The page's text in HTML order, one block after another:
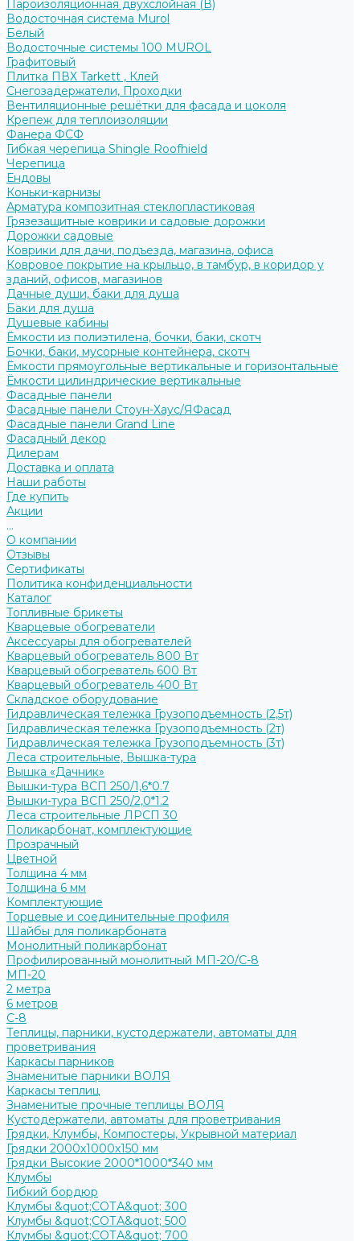
Пароизоляционная двухслойная (В)
Водосточная система Murol
Белый
Водосточные системы 100 MUROL
Графитовый
Плитка ПВХ Tarkett , Клей
Снегозадержатели, Проходки
Вентиляционные решётки для фасада и цоколя
Крепеж для теплоизоляции
Фанера ФСФ
Гибкая черепица Shingle Roofhield
Черепица
Ендовы
Коньки-карнизы
Арматура композитная стеклопластиковая
Грязезащитные коврики и садовые дорожки
Дорожки садовые
Коврики для дачи, подъезда, магазина, офиса
Ковровое покрытие на крыльцо, в тамбур, в коридор у
зданий, офисов, магазинов
Дачные души, баки для душа
Баки для душа
Душевые кабины
Ёмкости из полиэтилена, бочки, баки, скотч
Бочки, баки, мусорные контейнера, скотч
Ёмкости прямоугольные вертикальные и горизонтальные
Ёмкости цилиндрические вертикальные
Фасадные панели
Фасадные панели Стоун-Хаус/ЯФасад
Фасадные панели Grand Line
Фасадный декор
Дилерам
Доставка и оплата
Наши работы
Где купить
Акции
...
О компании
Отзывы
Сертификаты
Политика конфиденциальности
Каталог
Топливные брикеты
Кварцевые обогреватели
Аксессуары для обогревателей
Кварцевый обогреватель 800 Вт
Кварцевый обогреватель 600 Вт
Кварцевый обогреватель 400 Вт
Складское оборудование
Гидравлическая тележка Грузоподъемность (2,5т)
Гидравлическая тележка Грузоподъемность (2т)
Гидравлическая тележка Грузоподъемность (3т)
Леса строительные, Вышка-тура
Вышка «Дачник»
Вышки-тура ВСП 250/1,6*0.7
Вышки-тура ВСП 250/2,0*1.2
Леса строительные ЛРСП 30
Поликарбонат, комплектующие
Прозрачный
Цветной
Толщина 4 мм
Толщина 6 мм
Комплектующие
Торцевые и соединительные профиля
Шайбы для поликарбоната
Монолитный поликарбонат
Профилированный монолитный МП-20/С-8
МП-20
2 метра
6 метров
С-8
Теплицы, парники, кустодержатели, автоматы для
проветривания
Каркасы парников
Знаменитые парники ВОЛЯ
Каркасы теплиц
Знаменитые прочные теплицы ВОЛЯ
Кустодержатели, автоматы для проветривания
Грядки, Клумбы, Компостеры, Укрывной материал
Грядки 2000х1000х150 мм
Грядки Высокие 2000*1000*340 мм
Клумбы
Гибкий бордюр
Клумбы &quot;СОТА&quot; 300
Клумбы &quot;СОТА&quot; 500
Клумбы &quot;СОТА&quot; 700